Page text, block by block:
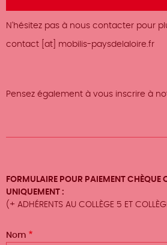
N'hésitez pas à nous contacter pour
contact [at] mobilis-paysdelaloire.fr
Pensez également à vous inscrire à
FORMULAIRE POUR PAIEMENT CHÈQUE
UNIQUEMENT :
(+ ADHÉRENTS AU COLLÈGE 5 ET
Formulaire
Nom